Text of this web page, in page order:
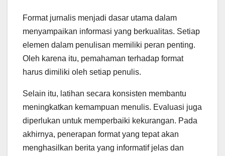
Format jurnalis menjadi dasar utama dalam
menyampaikan informasi yang berkualitas. Setiap
elemen dalam penulisan memiliki peran penting.
Oleh karena itu, pemahaman terhadap format
harus dimiliki oleh setiap penulis.
Selain itu, latihan secara konsisten membantu
meningkatkan kemampuan menulis. Evaluasi juga
diperlukan untuk memperbaiki kekurangan. Pada
akhirnya, penerapan format yang tepat akan
menghasilkan berita yang informatif jelas dan